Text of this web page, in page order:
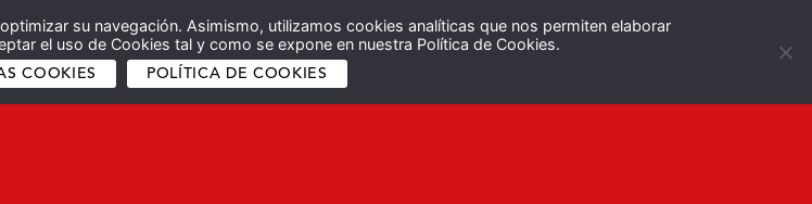
su navegación. Asimismo, utilizamos cookies analíticas que nos permiten elaborar
el uso de Cookies tal y como se expone en nuestra Política de Cookies.
COOKIES POLÍTICA DE COOKIES
Español English